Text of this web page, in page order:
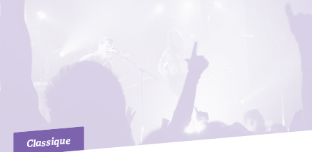
Classique